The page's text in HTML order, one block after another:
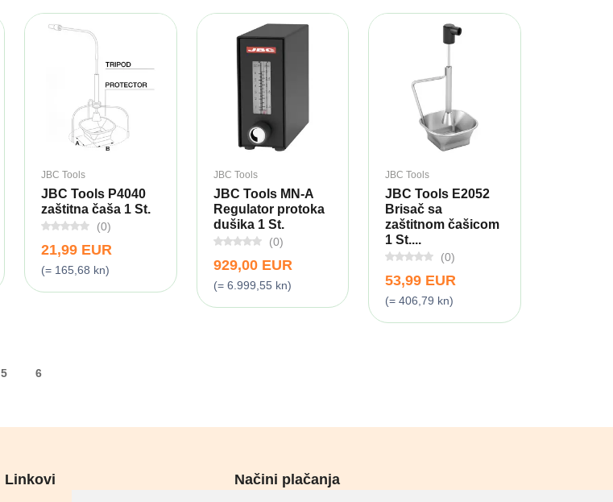
JBC Tools
JBC Tools P4040
zaštitna čaša 1 St.
(0)
21,99 EUR
(= 165,68 kn)
JBC Tools
JBC Tools MN-A
Regulator protoka
dušika 1 St.
(0)
929,00 EUR
(= 6.999,55 kn)
JBC Tools
JBC Tools E2052
Brisač sa
zaštitnom čašicom
1 St....
(0)
53,99 EUR
(= 406,79 kn)
5 6
Linkovi Načini plačanja